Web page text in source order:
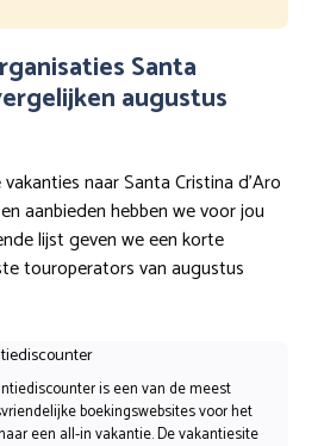
Santa
augustus
naar Santa Cristina d’Aro
aanbieden hebben we voor jou
lijst geven we een korte
touroperators van augustus
is een van de meest
boekingswebsites voor het
een all-in vakantie. De vakantiesite